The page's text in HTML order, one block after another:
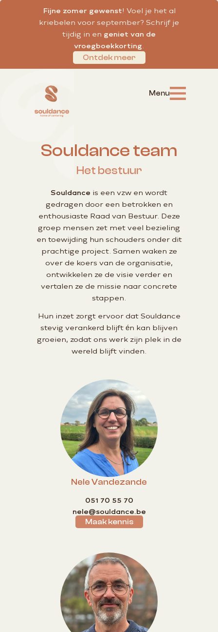
Fijne zomer gewenst! Voel je het al
kriebelen voor september? Schrijf je
tijdig in en geniet van de
vroegboekkorting.
Ontdek meer
Souldance team
Het bestuur
Souldance is een vzw en wordt
gedragen door een betrokken en
enthousiaste Raad van Bestuur. Deze
groep mensen zet met veel bezieling
en toewijding hun schouders onder dit
prachtige project. Samen waken ze
over de koers van de organisatie,
ontwikkelen ze de visie verder en
vertalen ze de missie naar concrete
stappen.
Hun inzet zorgt ervoor dat Souldance
stevig verankerd blijft én kan blijven
groeien, zodat ons werk zijn plek in de
wereld blijft vinden.
Nele Vandezande
051 70 55 70
nele@souldance.be
Maak kennis